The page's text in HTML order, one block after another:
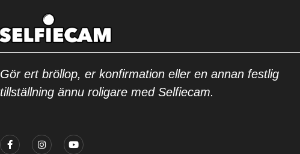
Gör ert bröllop, er konfirmation eller en annan festlig
tillställning ännu roligare med Selfiecam.